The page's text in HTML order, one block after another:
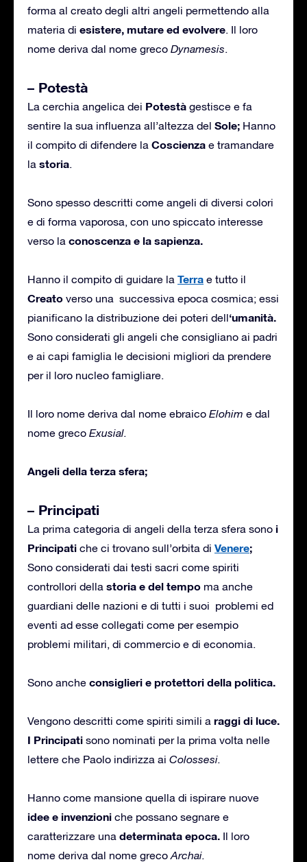
forma al creato degli altri angeli permettendo alla
materia di esistere, mutare ed evolvere. Il loro
nome deriva dal nome greco Dynamesis.
– Potestà
La cerchia angelica dei Potestà gestisce e fa
sentire la sua influenza all’altezza del Sole; Hanno
il compito di difendere la Coscienza e tramandare
la storia.
Sono spesso descritti come angeli di diversi colori
e di forma vaporosa, con uno spiccato interesse
verso la conoscenza e la sapienza.
Hanno il compito di guidare la Terra e tutto il
Creato verso una successiva epoca cosmica; essi
pianificano la distribuzione dei poteri dell‘umanità.
Sono considerati gli angeli che consigliano ai padri
e ai capi famiglia le decisioni migliori da prendere
per il loro nucleo famigliare.
Il loro nome deriva dal nome ebraico Elohim e dal
nome greco Exusial.
Angeli della terza sfera;
– Principati
La prima categoria di angeli della terza sfera sono i
Principati che ci trovano sull’orbita di Venere;
Sono considerati dai testi sacri come spiriti
controllori della storia e del tempo ma anche
guardiani delle nazioni e di tutti i suoi problemi ed
eventi ad esse collegati come per esempio
problemi militari, di commercio e di economia.
Sono anche consiglieri e protettori della politica.
Vengono descritti come spiriti simili a raggi di luce.
I Principati sono nominati per la prima volta nelle
lettere che Paolo indirizza ai Colossesi.
Hanno come mansione quella di ispirare nuove
idee e invenzioni che possano segnare e
caratterizzare una determinata epoca. Il loro
nome deriva dal nome greco Archai.